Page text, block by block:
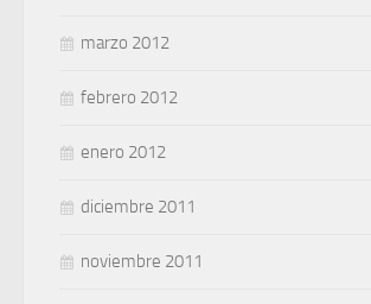
marzo 2012
febrero 2012
enero 2012
diciembre 2011
noviembre 2011